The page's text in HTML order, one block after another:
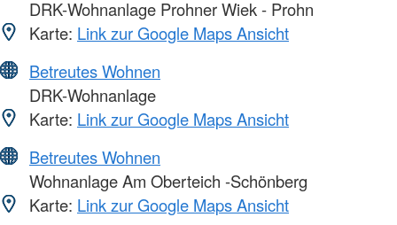
DRK-Wohnanlage Prohner Wiek - Prohn
Karte: Link zur Google Maps Ansicht
Betreutes Wohnen
DRK-Wohnanlage
Karte: Link zur Google Maps Ansicht
Betreutes Wohnen
Wohnanlage Am Oberteich -Schönberg
Karte: Link zur Google Maps Ansicht